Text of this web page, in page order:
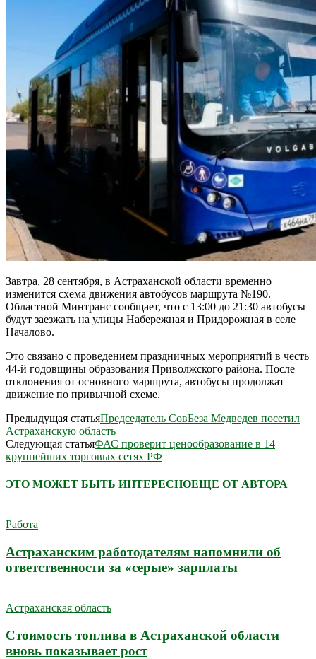
Завтра, 28 сентября, в Астраханской области временно
изменится схема движения автобусов маршрута №190.
Областной Минтранс сообщает, что с 13:00 до 21:30 автобусы
будут заезжать на улицы Набережная и Придорожная в селе
Началово.
Это связано с проведением праздничных мероприятий в честь
44-й годовщины образования Приволжского района. После
отклонения от основного маршрута, автобусы продолжат
движение по привычной схеме.
Предыдущая статьяПредседатель СовБеза Медведев посетил
Астраханскую область
Следующая статьяФАС проверит ценообразование в 14
крупнейших торговых сетях РФ
ЭТО МОЖЕТ БЫТЬ ИНТЕРЕСНОЕЩЕ ОТ АВТОРА
Работа
Астраханским работодателям напомнили об
ответственности за «серые» зарплаты
Астраханская область
Стоимость топлива в Астраханской области
вновь показывает рост